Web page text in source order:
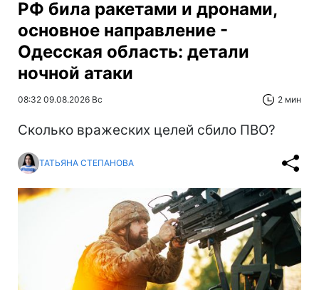
РФ била ракетами и дронами,
основное направление -
Одесская область: детали
ночной атаки
08:32 09.08.2026 Вс 2 мин
Сколько вражеских целей сбило ПВО?
ТАТЬЯНА СТЕПАНОВА